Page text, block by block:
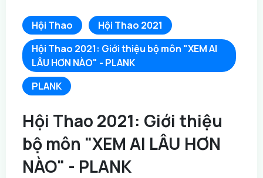
Hội Thao
Hội Thao 2021
Hội Thao 2021: Giới thiệu bộ môn "XEM AI
LÂU HƠN NÀO" - PLANK
PLANK
Hội Thao 2021: Giới thiệu
bộ môn "XEM AI LÂU HƠN
NÀO" - PLANK